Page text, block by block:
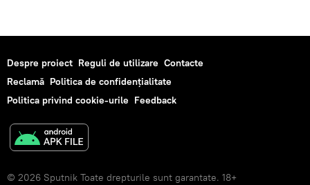
Despre proiect Reguli de utilizare Contacte
Reclamă Politica de confidențialitate
Politica privind cookie-urile Feedback
© 2026 Sputnik Toate drepturile sunt garantate. 18+